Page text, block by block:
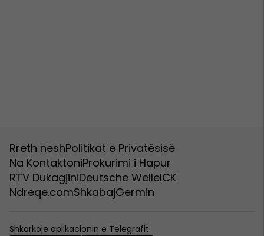
Rreth neshPolitikat e Privatësisë
Na KontaktoniProkurimi i Hapur
RTV DukagjiniDeutsche WelleICK
Ndreqe.comShkabajGermin
Shkarkoje aplikacionin e Telegrafit